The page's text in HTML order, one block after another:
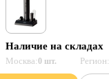
Наличие на складах
Москва:0 шт. Регион: